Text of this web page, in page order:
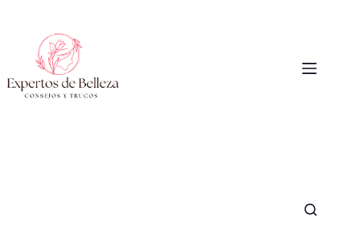
contenido